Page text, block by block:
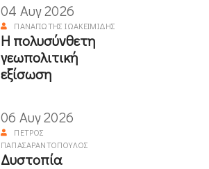
04 Αυγ 2026
ΠΑΝΑΓΙΏΤΗΣ ΙΩΑΚΕΙΜΊΔΗΣ
Η πολυσύνθετη
γεωπολιτική
εξίσωση
06 Αυγ 2026
ΠΈΤΡΟΣ
ΠΑΠΑΣΑΡΑΝΤΌΠΟΥΛΟΣ
Δυστοπία